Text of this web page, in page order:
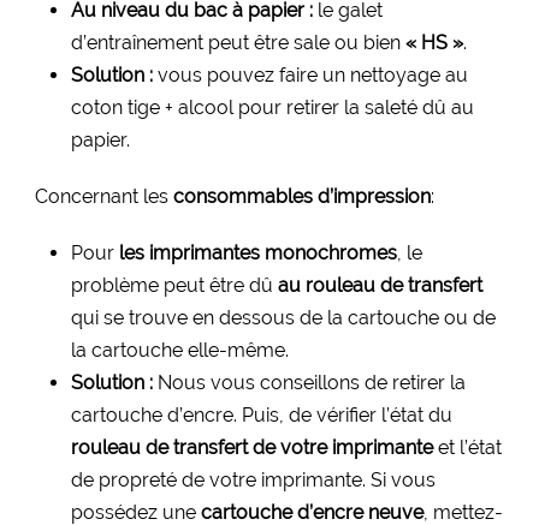
Au niveau du bac à papier : le galet
d’entraînement peut être sale ou bien « HS ».
Solution : vous pouvez faire un nettoyage au
coton tige + alcool pour retirer la saleté dû au
papier.
Concernant les consommables d’impression:
Pour les imprimantes monochromes, le
problème peut être dû au rouleau de transfert
qui se trouve en dessous de la cartouche ou de
la cartouche elle-même.
Solution : Nous vous conseillons de retirer la
cartouche d’encre. Puis, de vérifier l’état du
rouleau de transfert de votre imprimanteet l’état
de propreté de votre imprimante. Si vous
possédez une cartouche d’encre neuve, mettez-